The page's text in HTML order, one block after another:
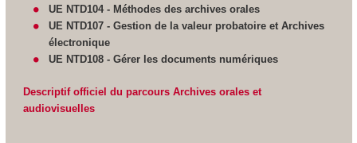
UE NTD104 - Méthodes des archives orales
UE NTD107 - Gestion de la valeur probatoire et Archives
électronique
UE NTD108 - Gérer les documents numériques
Descriptif officiel du parcours Archives orales et
audiovisuelles